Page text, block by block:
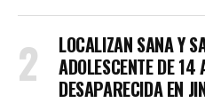
LOCALIZAN SANA Y
ADOLESCENTE DE 14
DESAPARECIDA EN